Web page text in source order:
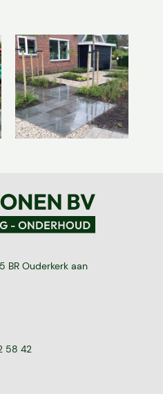
ons
BR Ouderkerk aan
58 42